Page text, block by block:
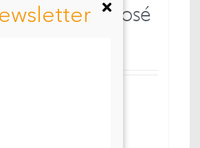
Rosé